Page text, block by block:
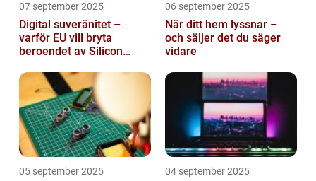
07 september 2025
Digital suveränitet –
varför EU vill bryta
beroendet av Silicon
06 september 2025
När ditt hem lyssnar –
och säljer det du säger
vidare
05 september 2025 04 september 2025